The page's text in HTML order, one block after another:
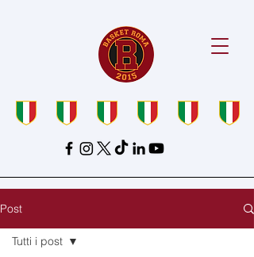
Post
Tutti i post